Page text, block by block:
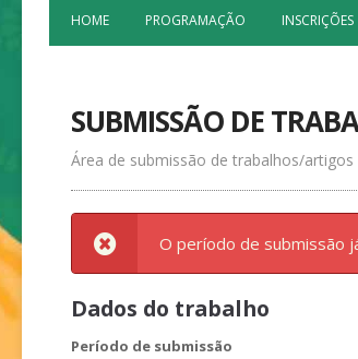
HOME PROGRAMAÇÃO INSCRIÇÕES
SUBMISSÃO DE
Área de submissão de trabalhos/
O período de submissão
Dados do trabalho
Período de submissão